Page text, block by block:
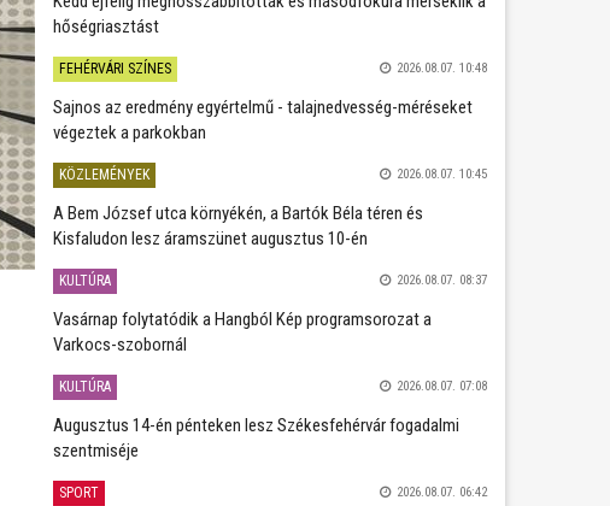
hőségriasztást
FEHÉRVÁRI SZÍNES 2026.08.07. 10:48
Sajnos az eredmény egyértelmű - talajnedvesség-méréseket
végeztek a parkokban
KÖZLEMÉNYEK 2026.08.07. 10:45
A Bem József utca környékén, a Bartók Béla téren és
Kisfaludon lesz áramszünet augusztus 10-én
KULTÚRA 2026.08.07. 08:37
Vasárnap folytatódik a Hangból Kép programsorozat a
Varkocs-szobornál
KULTÚRA 2026.08.07. 07:08
Augusztus 14-én pénteken lesz Székesfehérvár fogadalmi
szentmiséje
SPORT 2026.08.07. 06:42